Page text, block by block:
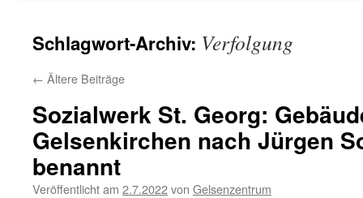
Schlagwort-Archiv: Verfolgung
← Ältere Beiträge
Sozialwerk St. Georg:
Gelsenkirchen nach Jürgen
benannt
Veröffentlicht am 2.7.2022von Gelsenzentrum